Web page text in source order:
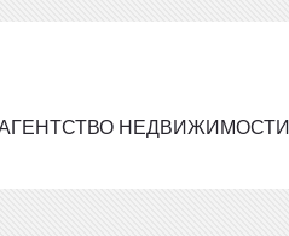
НЕДВИЖИМОСТИ